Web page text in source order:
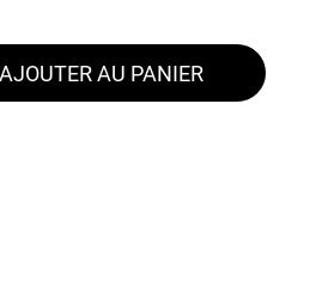
AJOUTER AU PANIER